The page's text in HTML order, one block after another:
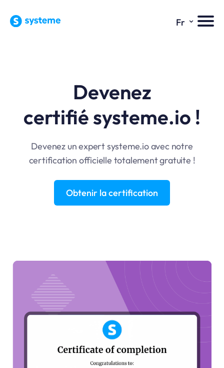
Fr ⌄
Devenez
certifiésysteme.io !
Devenez un expertsysteme.ioavec notre
certification officielle totalement gratuite !
Obtenir la certification